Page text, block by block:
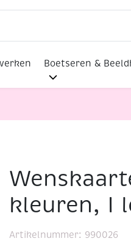
Boetseren &
kleuren, I
Artikelnummer: 990026